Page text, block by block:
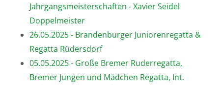
Jahrgangsmeisterschaften - Xavier Seidel
Doppelmeister
26.05.2025 - Brandenburger Juniorenregatta &
Regatta Rüdersdorf
05.05.2025 - Große Bremer Ruderregatta,
Bremer Jungen und Mädchen Regatta, Int.